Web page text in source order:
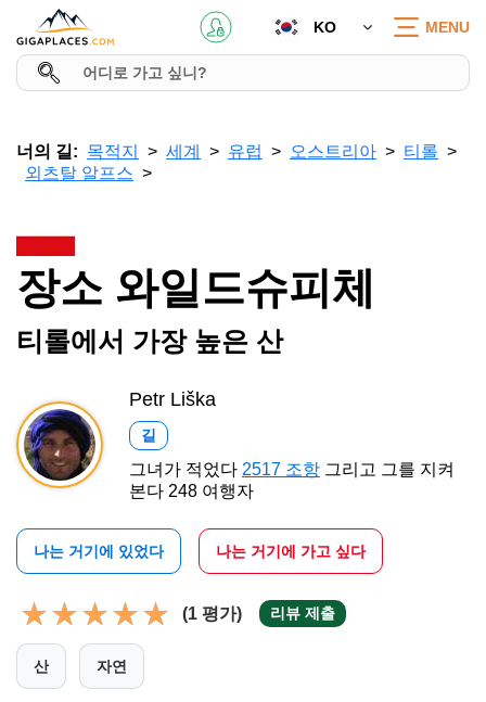
KO MENU
너의 길: 목적지 세계 유럽 오스트리아
티롤
외츠탈 알프스
장소 와일드슈피체
티롤에서 가장 높은 산
Petr Liška
길
그녀가 적었다 2517 조항 그리고 그를 지켜
본다 248 여행자
나는 거기에 있었다 나는 거기에 가고 싶다
(1 평가) 리뷰 제출
산 자연